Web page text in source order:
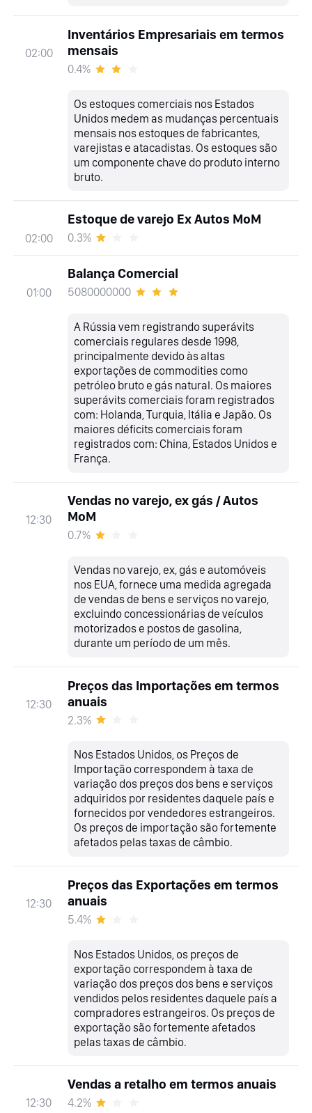
02:00
Inventários Empresariais em termos
mensais
0.4%
Os estoques comerciais nos Estados
Unidos medem as mudanças percentuais
mensais nos estoques de fabricantes,
varejistas e atacadistas. Os estoques são
um componente chave do produto interno
bruto.
02:00
Estoque de varejo Ex Autos MoM
0.3%
01:00
Balança Comercial
5080000000
A Rússia vem registrando superávits
comerciais regulares desde 1998,
principalmente devido às altas
exportações de commodities como
petróleo bruto e gás natural. Os maiores
superávits comerciais foram registrados
com: Holanda, Turquia, Itália e Japão. Os
maiores déficits comerciais foram
registrados com: China, Estados Unidos e
França.
12:30
Vendas no varejo, ex gás / Autos
MoM
0.7%
Vendas no varejo, ex, gás e automóveis
nos EUA, fornece uma medida agregada
de vendas de bens e serviços no varejo,
excluindo concessionárias de veículos
motorizados e postos de gasolina,
durante um período de um mês.
12:30
Preços das Importações em termos
anuais
2.3%
Nos Estados Unidos, os Preços de
Importação correspondem à taxa de
variação dos preços dos bens e serviços
adquiridos por residentes daquele país e
fornecidos por vendedores estrangeiros.
Os preços de importação são fortemente
afetados pelas taxas de câmbio.
12:30
Preços das Exportações em termos
anuais
5.4%
Nos Estados Unidos, os preços de
exportação correspondem à taxa de
variação dos preços dos bens e serviços
vendidos pelos residentes daquele país a
compradores estrangeiros. Os preços de
exportação são fortemente afetados
pelas taxas de câmbio.
12:30
Vendas a retalho em termos anuais
4.2%